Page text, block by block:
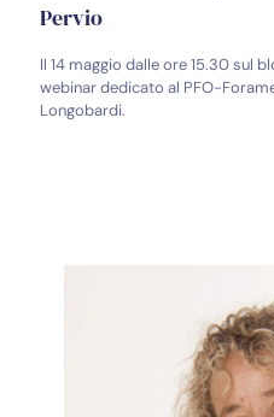
Pervio
Il 14 maggio dalle ore 15.30 sul
webinar dedicato al PFO-
Longobardi.